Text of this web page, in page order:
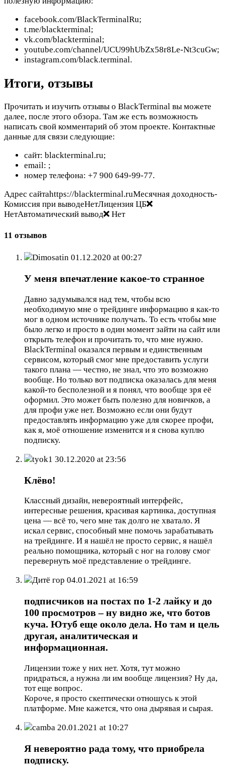
facebook.com/BlackTerminalRu;
t.me/blackterminal;
vk.com/blackterminal;
youtube.com/channel/UCU99hUbZx58r8Le-Nt3cuGw;
instagram.com/black.terminal.
Итоги, отзывы
Прочитать и изучить отзывы о BlackTerminal вы можете
далее, после этого обзора. Там же есть возможность
написать свой комментарий об этом проекте. Контактные
данные для связи следующие:
сайт: blackterminal.ru;
email: ;
номер телефона: +7 900 649-99-77.
Адрес сайтаhttps://blackterminal.ruМесячная доходность-
Комиссия при выводеНетЛицензия ЦБ
НетАвтоматический вывод
Нет
11 отзывов
Dimosatin 01.12.2020 at 00:27
У меня впечатление какое-то странное
Давно задумывался над тем, чтобы всю
необходимую мне о трейдинге информацию я как-то
мог в одном источнике получать. То есть чтобы мне
было легко и просто в один момент зайти на сайт или
открыть телефон и прочитать то, что мне нужно.
BlackTerminal оказался первым и единственным
сервисом, который смог мне предоставить услуги
такого плана — честно, не знал, что это возможно
вообще. Но только вот подписка оказалась для меня
какой-то бесполезной и я понял, что вообще зря её
оформил. Это может быть полезно для новичков, а
для профи уже нет. Возможно если они будут
предоставлять информацию уже для скорее профи,
как я, моё отношение изменится и я снова куплю
подписку.
tyok1 30.12.2020 at 23:56
Клёво!
Классный дизайн, невероятный интерфейс,
интересные решения, красивая картинка, доступная
цена — всё то, чего мне так долго не хватало. Я
искал сервис, способный мне помочь зарабатывать
на трейдинге. И я нашёл не просто сервис, я нашёл
реально помощника, который с ног на голову смог
перевернуть моё представление о трейдинге.
Дитё гор 04.01.2021 at 16:59
подписчиков на постах по 1-2 лайку и до
100 просмотров – ну видно же, что ботов
куча. Ютуб еще около дела. Но там и цель
другая, аналитическая и
информационная.
Лицензии тоже у них нет. Хотя, тут можно
придраться, а нужна ли им вообще лицензия? Ну да,
тот еще вопрос.
Короче, я просто скептически отношусь к этой
платформе. Мне кажется, что она дырявая и сырая.
camba 20.01.2021 at 10:27
Я невероятно рада тому, что приобрела
подписку.